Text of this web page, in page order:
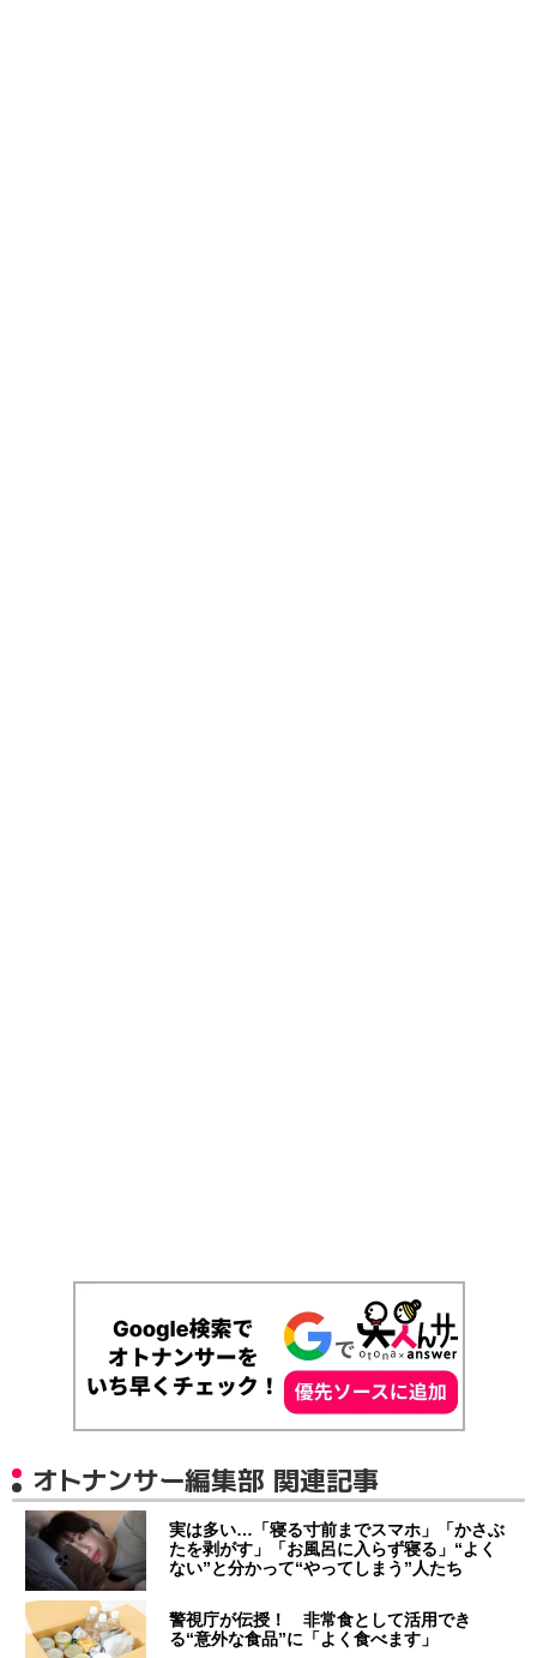
オトナンサー編集部 関連記事
実は多い…「寝る寸前までスマホ」「かさぶ
たを剥がす」「お風呂に入らず寝る」“よく
ない”と分かって“やってしまう”人たち
警視庁が伝授！ 非常食として活用でき
る“意外な食品”に「よく食べます」